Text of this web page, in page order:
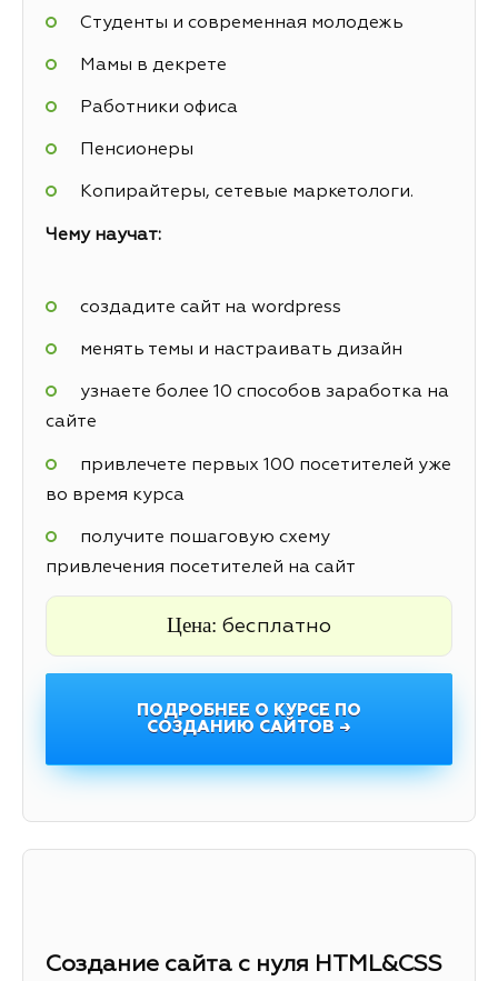
Студенты и современная молодежь
Мамы в декрете
Работники офиса
Пенсионеры
Копирайтеры, сетевые маркетологи.
Чему научат:
создадите сайт на wordpress
менять темы и настраивать дизайн
узнаете более 10 способов заработка на
сайте
привлечете первых 100 посетителей уже
во время курса
получите пошаговую схему
привлечения посетителей на сайт
Цена: бесплатно
ПОДРОБНЕЕ О КУРСЕ ПО
СОЗДАНИЮ САЙТОВ →
Создание сайта с нуля HTML&CSS